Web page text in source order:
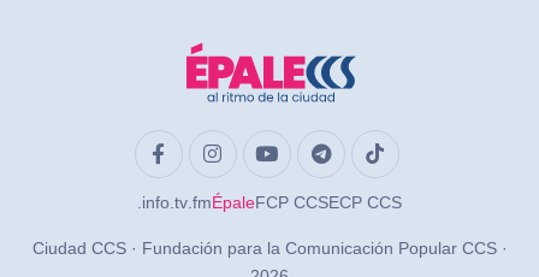
.info .tv .fmÉpaleFCP CCSECP CCS
Ciudad CCS · Fundación para la Comunicación Popular CCS ·